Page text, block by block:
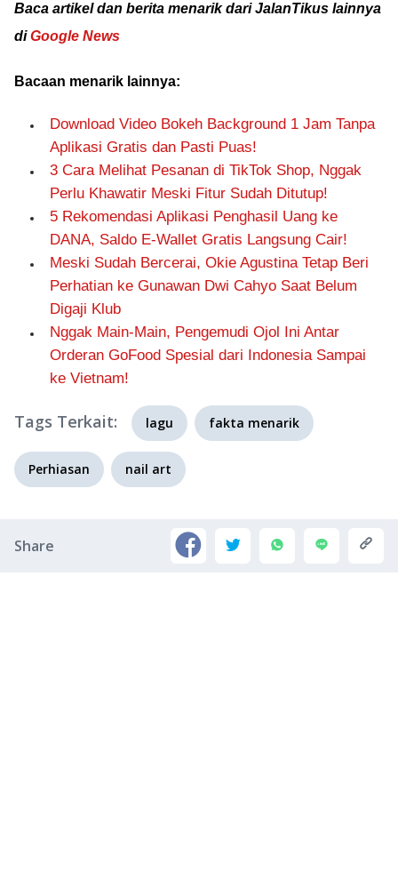
Baca artikel dan berita menarik dari JalanTikus lainnya
diGoogle News
Bacaan menarik lainnya:
Download Video Bokeh Background 1 Jam Tanpa
Aplikasi Gratis dan Pasti Puas!
3 Cara Melihat Pesanan di TikTok Shop, Nggak
Perlu Khawatir Meski Fitur Sudah Ditutup!
5 Rekomendasi Aplikasi Penghasil Uang ke
DANA, Saldo E-Wallet Gratis Langsung Cair!
Meski Sudah Bercerai, Okie Agustina Tetap Beri
Perhatian ke Gunawan Dwi Cahyo Saat Belum
Digaji Klub
Nggak Main-Main, Pengemudi Ojol Ini Antar
Orderan GoFood Spesial dari Indonesia Sampai
ke Vietnam!
Tags Terkait: lagu fakta menarik
Perhiasan nail art
Share